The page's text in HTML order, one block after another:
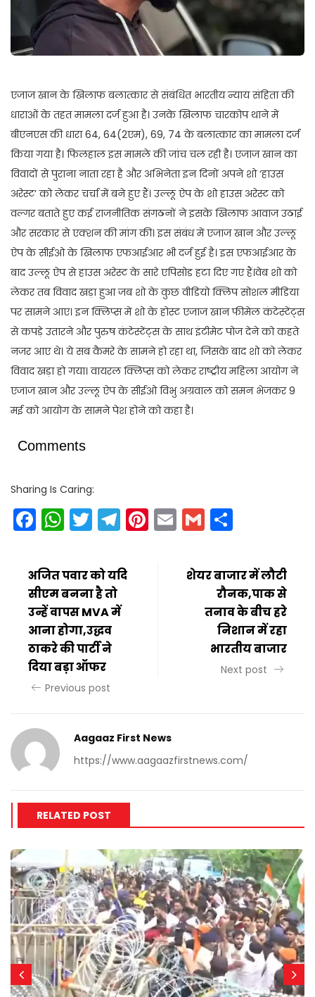
एजाज खान के खिलाफ बलात्कार से संबंधित भारतीय न्याय संहिता की
धाराओं के तहत मामला दर्ज हुआ है। उनके खिलाफ चारकोप थाने में
बीएनएस की धारा 64, 64(2एम), 69, 74 के बलात्कार का मामला दर्ज
किया गया है। फिलहाल इस मामले की जांच चल रही है। एजाज खान का
विवादों से पुराना नाता रहा है और अभिनेता इन दिनों अपने शो ‘हाउस
अरेस्ट’ को लेकर चर्चा में बने हुए हैं। उल्लू ऐप के शो हाउस अरेस्ट को
वल्गर बताते हुए कई राजनीतिक संगठनों ने इसके खिलाफ आवाज उठाई
और सरकार से एक्शन की मांग की। इस संबंध में एजाज खान और उल्लू
ऐप के सीईओ के खिलाफ एफआईआर भी दर्ज हुई है। इस एफआईआर के
बाद उल्लू ऐप से हाउस अरेस्ट के सारे एपिसोड हटा दिए गए हैं।वेब शो को
लेकर तब विवाद खड़ा हुआ जब शो के कुछ वीडियो क्लिप सोशल मीडिया
पर सामने आए। इन क्लिप्स में शो के होस्ट एजाज खान फीमेल कंटेस्टेंट्स
से कपड़े उतारने और पुरुष कंटेस्टेंट्स के साथ इंटीमेट पोज देने को कहते
नजर आए थे। ये सब कैमरे के सामने हो रहा था, जिसके बाद शो को लेकर
विवाद खड़ा हो गया। वायरल क्लिप्स को लेकर राष्ट्रीय महिला आयोग ने
एजाज खान और उल्लू ऐप के सीईओ विभु अग्रवाल को समन भेजकर 9
मई को आयोग के सामने पेश होने को कहा है।
Comments
Sharing Is Caring:
Facebook
WhatsApp
Twitter
Telegram
Pinterest
EmailGmail
अजित पवार को यदि
सीएम बनना है तो
उन्हें वापस MVA में
आना होगा,उद्धव
ठाकरे की पार्टी ने
दिया बड़ा ऑफर
Previous post
शेयर बाजार में लौटी
रौनक,पाक से
तनाव के बीच हरे
निशान में रहा
भारतीय बाजार
Next post
Aagaaz First News
https://www.aagaazfirstnews.com/
RELATED POST